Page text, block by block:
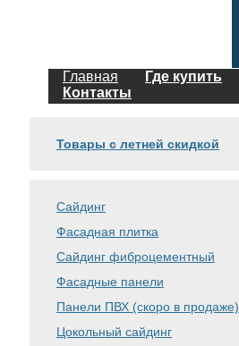
Главная Где купить
Контакты
Товары с летней скидкой
Сайдинг
Фасадная плитка
Сайдинг фиброцементный
Фасадные панели
Панели ПВХ (скоро в продаже)
Цокольный сайдинг